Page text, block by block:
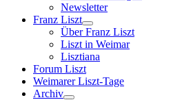
Newsletter
Franz Liszt
Über Franz Liszt
Liszt in Weimar
Lisztiana
Forum Liszt
Weimarer Liszt-Tage
Archiv